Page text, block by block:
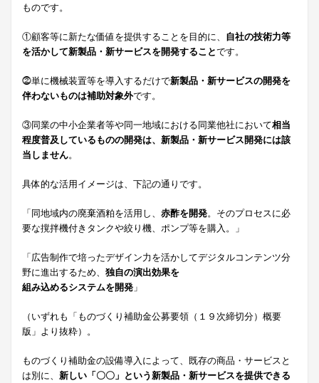
ものです。
①顧客等に新たな価値を提供することを目的に、 自社の技術力等
を活かして新製品・新サービスを開発することです。
⓶単に機械装置等を導入するだけで新製品・新サービスの開発を
伴わないものは補助対象外です。
③同業の中小企業者等や同一地域における同業他社において相当
程度普及しているものの開発は、新製品・新サービス開発には該
当しません。
具体的な活用イメージは、下記の通りです。
「同地域内の廃棄酒粕を活用し、 赤酢を開発。そのプロセスに必
要な撹拌機付きタンクや絞り機、ポンプ等を購入。」
「広告制作で培ったデザイン力を活かしてデジタルコンテンツ分
野に進出するため、 独自の演出効果を
組み込めるシステムを開発 」
（いずれも「ものづくり補助金公募要領（１９次締切分）概要
版」より抜粋）。
ものづくり補助金の設備導入によって、既存の商品・サービスと
は別に、 新しい「〇〇」という新製品・新サービスを提供できる